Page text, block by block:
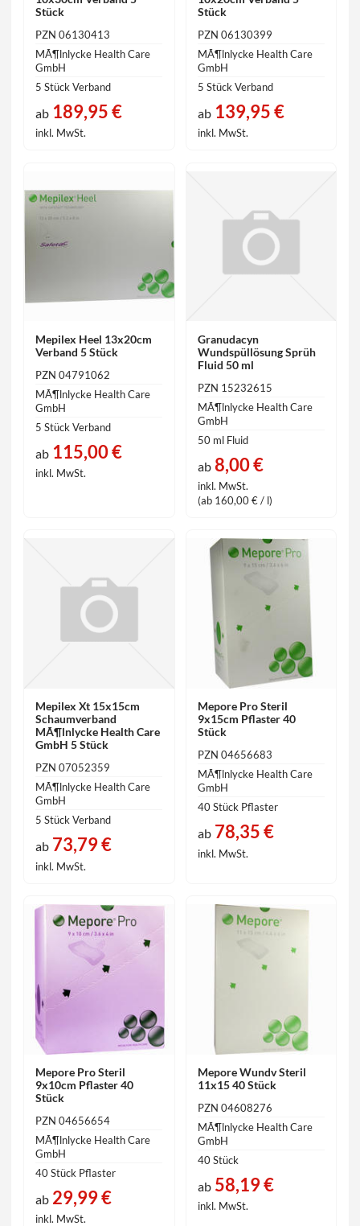
Stück
PZN 06130413
MÃ¶lnlycke Health Care
GmbH
5 Stück Verband
ab 189,95 €
inkl. MwSt.
Stück
PZN 06130399
MÃ¶lnlycke Health Care
GmbH
5 Stück Verband
ab139,95 €
inkl. MwSt.
Mepilex Heel 13x20cm
Verband 5 Stück
PZN 04791062
MÃ¶lnlycke Health Care
GmbH
5 Stück Verband
ab 115,00 €
inkl. MwSt.
Granudacyn
Wundspüllösung Sprüh
Fluid 50 ml
PZN 15232615
MÃ¶lnlycke Health Care
GmbH
50 ml Fluid
ab8,00 €
inkl. MwSt.
(ab 160,00 € / l)
Mepilex Xt 15x15cm
Schaumverband
MÃ¶lnlycke Health Care
GmbH 5 Stück
PZN 07052359
MÃ¶lnlycke Health Care
GmbH
5 Stück Verband
ab 73,79 €
inkl. MwSt.
Mepore Pro Steril
9x15cm Pflaster 40
Stück
PZN 04656683
MÃ¶lnlycke Health Care
GmbH
40 Stück Pflaster
ab78,35 €
inkl. MwSt.
Mepore Pro Steril
9x10cm Pflaster 40
Stück
PZN 04656654
MÃ¶lnlycke Health Care
GmbH
40 Stück Pflaster
ab 29,99 €
inkl. MwSt.
Mepore Wundv Steril
11x15 40 Stück
PZN 04608276
MÃ¶lnlycke Health Care
GmbH
40 Stück
ab58,19 €
inkl. MwSt.